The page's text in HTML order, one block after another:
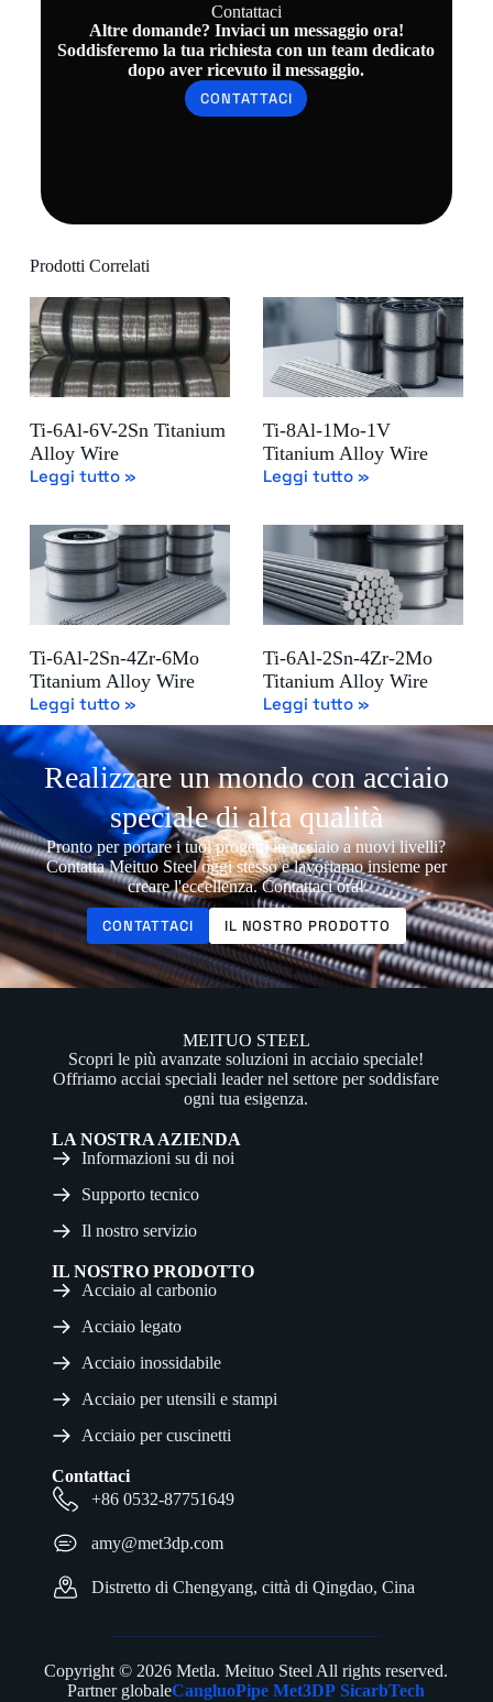
Contattaci
Altre domande? Inviaci un messaggio ora!
Soddisferemo la tua richiesta con un team dedicato
dopo aver ricevuto il messaggio.
CONTATTACI
Prodotti Correlati
Ti-6Al-6V-2Sn Titanium
Alloy Wire
Leggi tutto »
Ti-8Al-1Mo-1V
Titanium Alloy Wire
Leggi tutto »
Ti-6Al-2Sn-4Zr-6Mo
Titanium Alloy Wire
Leggi tutto »
Ti-6Al-2Sn-4Zr-2Mo
Titanium Alloy Wire
Leggi tutto »
Realizzare un mondo con acciaio
speciale di alta qualità
Pronto per portare i tuoi progetti in acciaio a nuovi livelli?
Contatta Meituo Steel oggi stesso e lavoriamo insieme per
creare l'eccellenza. Contattaci ora!
CONTATTACI IL NOSTRO PRODOTTO
MEITUO STEEL
Scopri le più avanzate soluzioni in acciaio speciale!
Offriamo acciai speciali leader nel settore per soddisfare
ogni tua esigenza.
LA NOSTRA AZIENDA
Informazioni su di noi
Supporto tecnico
Il nostro servizio
IL NOSTRO PRODOTTO
Acciaio al carbonio
Acciaio legato
Acciaio inossidabile
Acciaio per utensili e stampi
Acciaio per cuscinetti
Contattaci
+86 0532-87751649
amy@met3dp.com
Distretto di Chengyang, città di Qingdao, Cina
Copyright © 2026 Metla. Meituo Steel All rights reserved.
Partner globaleCangluoPipe Met3DP SicarbTech